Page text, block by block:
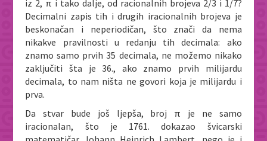
iz 2, π i tako dalje, od racionalnih brojeva 2/3 i 1/7?
Decimalni zapis tih i drugih iracionalnih brojeva je
beskonačan i neperiodičan, što znači da nema
nikakve pravilnosti u redanju tih decimala: ako
znamo samo prvih 35 decimala, ne možemo nikako
zaključiti šta je 36., ako znamo prvih milijardu
decimala, to nam ništa ne govori koja je milijardu i
prva.
Da stvar bude još ljepša, broj π je ne samo
iracionalan, što je 1761. dokazao švicarski